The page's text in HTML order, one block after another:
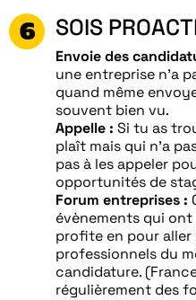
SOIS
Envoie des
une entreprise n’a
quand même
souvent bien vu.
Appelle : Si tu as
plaît mais qui n’a
pas à les appeler
opportunités de
Forum entreprises :
évènements qui
profite en pour
professionnels du
candidature.
régulièrement des